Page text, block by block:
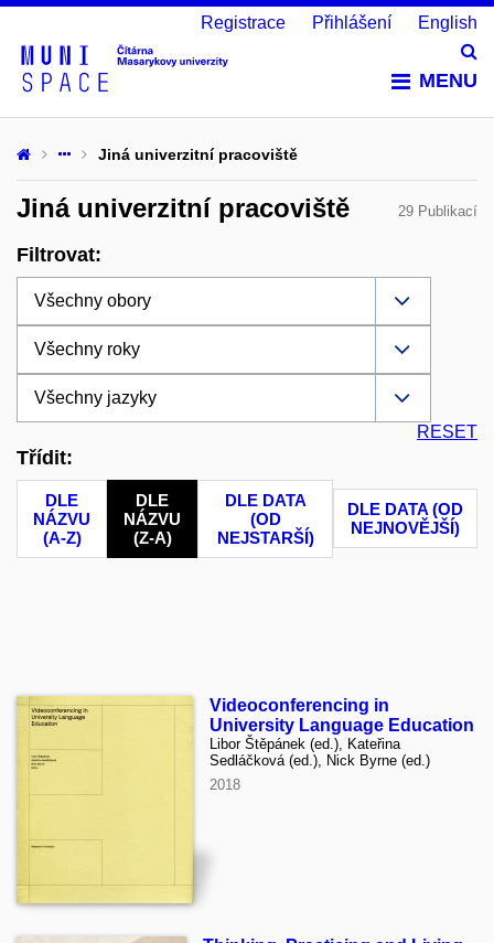
MENU
Registrace Přihlášení English
Jiná univerzitní pracoviště
29 Publikací
Jiná univerzitní pracoviště
Filtrovat:
RESET
Třídit:
DLE
NÁZVU
(A-Z)
DLE
NÁZVU
(Z-A)
DLE DATA
(OD
NEJSTARŠÍ)
DLE DATA (OD
NEJNOVĚJŠÍ)
Videoconferencing in
University Language Education
Libor Štěpánek (ed.), Kateřina
Sedláčková (ed.), Nick Byrne (ed.)
2018